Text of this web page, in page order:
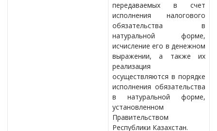
передаваемых в счет
исполнения налогового
обязательства в
натуральной форме,
исчисление его в денежном
выражении, а также их
реализация
осуществляются в порядке
исполнения обязательства
в натуральной форме,
установленном
Правительством
Республики Казахстан.